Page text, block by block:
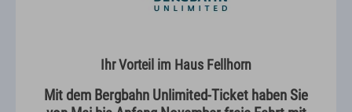
Ihr Vorteil im Haus Fellhorn
Mit dem Bergbahn Unlimited-Ticket haben Sie